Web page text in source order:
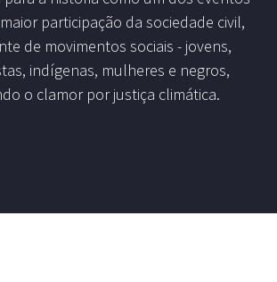
participação da sociedade civil,
de movimentos sociais - jovens,
indígenas, mulheres e negros,
o clamor por justiça climática.